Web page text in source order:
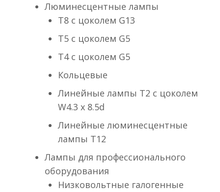
Люминесцентные лампы
T8 с цоколем G13
T5 с цоколем G5
T4 с цоколем G5
Кольцевые
Линейные лампы T2 с цоколем
W4.3 x 8.5d
Линейные люминесцентные
лампы T12
Лампы для профессионального
оборудования
Низковольтные галогенные